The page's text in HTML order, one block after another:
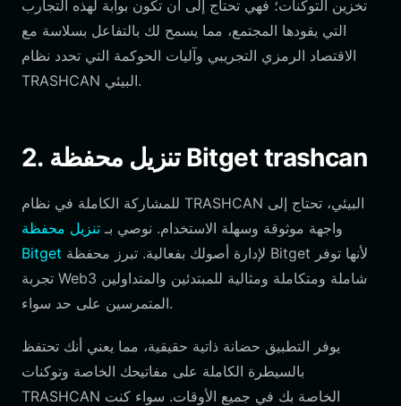
تخزين التوكنات؛ فهي تحتاج إلى أن تكون بوابة لهذه التجارب
التي يقودها المجتمع، مما يسمح لك بالتفاعل بسلاسة مع
الاقتصاد الرمزي التجريبي وآليات الحوكمة التي تحدد نظام
TRASHCAN البيئي.
2. تنزيل محفظة Bitget trashcan
للمشاركة الكاملة في نظام TRASHCAN البيئي، تحتاج إلى
واجهة موثوقة وسهلة الاستخدام. نوصي بـ تنزيل محفظة
Bitget
تجربة Web3 شاملة ومتكاملة ومثالية للمبتدئين والمتداولين
المتمرسين على حد سواء.
يوفر التطبيق حضانة ذاتية حقيقية، مما يعني أنك تحتفظ
بالسيطرة الكاملة على مفاتيحك الخاصة وتوكنات
TRASHCAN الخاصة بك في جميع الأوقات. سواء كنت